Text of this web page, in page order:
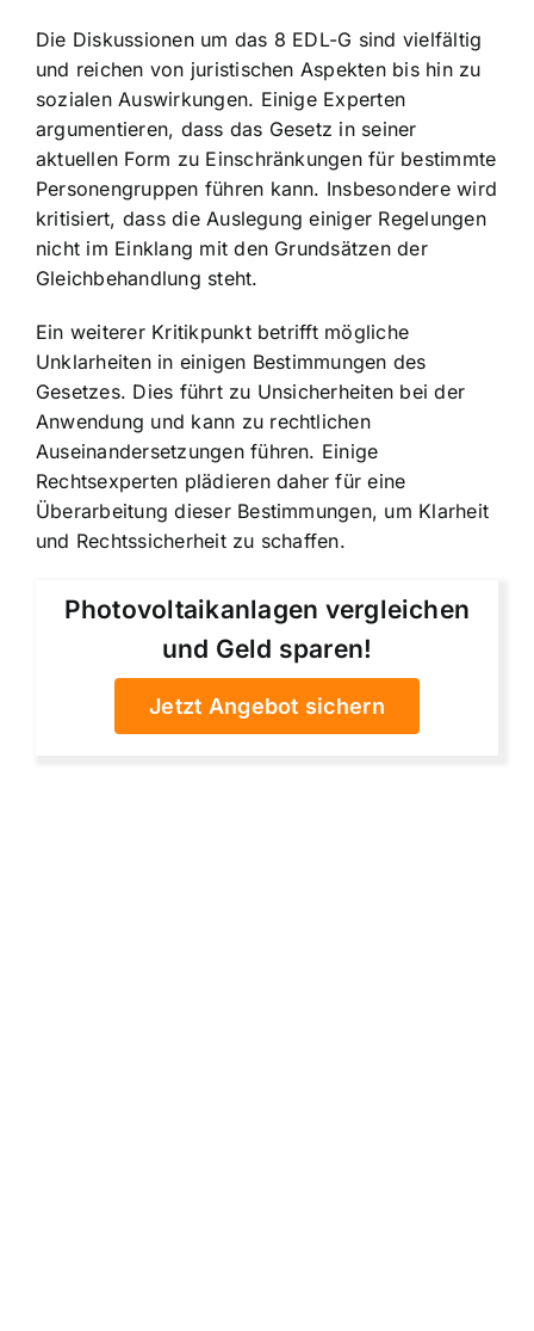
Die Diskussionen um das 8 EDL-G sind vielfältig
und reichen von juristischen Aspekten bis hin zu
sozialen Auswirkungen. Einige Experten
argumentieren, dass das Gesetz in seiner
aktuellen Form zu Einschränkungen für bestimmte
Personengruppen führen kann. Insbesondere wird
kritisiert, dass die Auslegung einiger Regelungen
nicht im Einklang mit den Grundsätzen der
Gleichbehandlung steht.
Ein weiterer Kritikpunkt betrifft mögliche
Unklarheiten in einigen Bestimmungen des
Gesetzes. Dies führt zu Unsicherheiten bei der
Anwendung und kann zu rechtlichen
Auseinandersetzungen führen. Einige
Rechtsexperten plädieren daher für eine
Überarbeitung dieser Bestimmungen, um Klarheit
und Rechtssicherheit zu schaffen.
Photovoltaikanlagen vergleichen
und Geld sparen!
Jetzt Angebot sichern